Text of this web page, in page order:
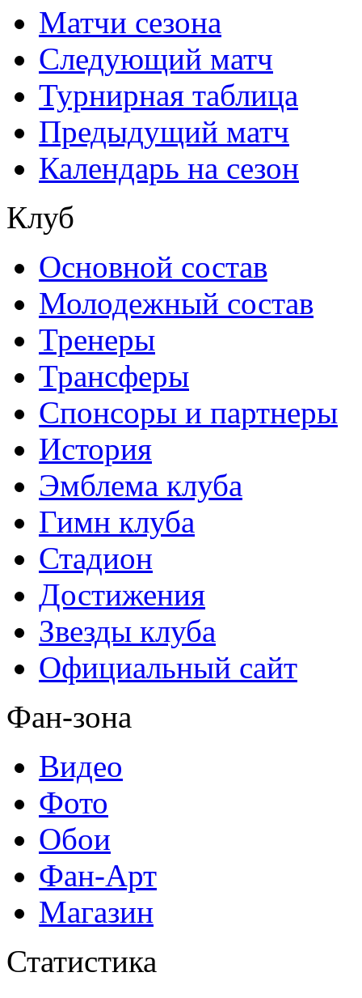
Матчи сезона
Следующий матч
Турнирная таблица
Предыдущий матч
Календарь на сезон
Клуб
Основной состав
Молодежный состав
Тренеры
Трансферы
Спонсоры и партнеры
История
Эмблема клуба
Гимн клуба
Стадион
Достижения
Звезды клуба
Официальный сайт
Фан-зона
Видео
Фото
Обои
Фан-Арт
Магазин
Статистика